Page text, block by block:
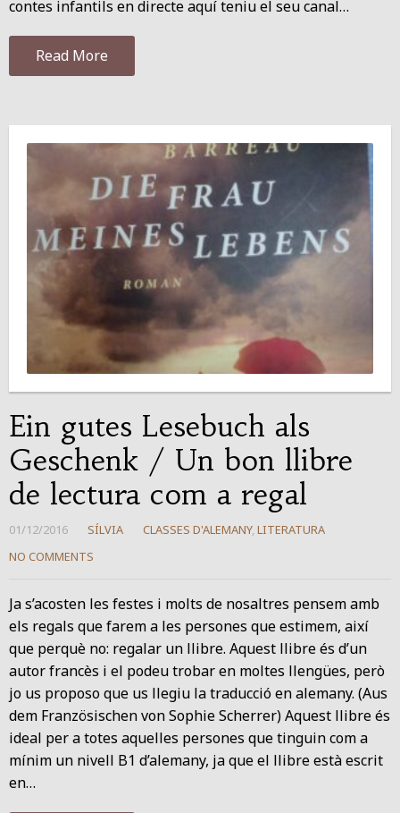
contes infantils en directe aquí teniu el seu canal…
Read More
Ein gutes Lesebuch als
Geschenk / Un bon llibre
de lectura com a regal
01/12/2016 SÍLVIA CLASSES D'ALEMANY, LITERATURA
NO COMMENTS
Ja s’acosten les festes i molts de nosaltres pensem amb
els regals que farem a les persones que estimem, així
que perquè no: regalar un llibre. Aquest llibre és d’un
autor francès i el podeu trobar en moltes llengües, però
jo us proposo que us llegiu la traducció en alemany. (Aus
dem Französischen von Sophie Scherrer) Aquest llibre és
ideal per a totes aquelles persones que tinguin com a
mínim un nivell B1 d’alemany, ja que el llibre està escrit
en…